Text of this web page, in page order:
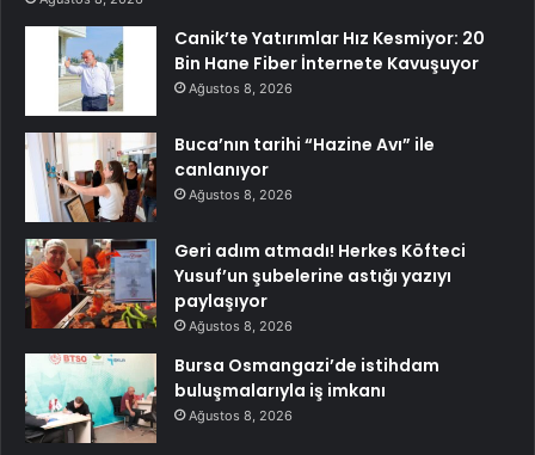
Canik’te Yatırımlar Hız Kesmiyor: 20
Bin Hane Fiber İnternete Kavuşuyor
Ağustos 8, 2026
Buca’nın tarihi “Hazine Avı” ile
canlanıyor
Ağustos 8, 2026
Geri adım atmadı! Herkes Köfteci
Yusuf’un şubelerine astığı yazıyı
paylaşıyor
Ağustos 8, 2026
Bursa Osmangazi’de istihdam
buluşmalarıyla iş imkanı
Ağustos 8, 2026